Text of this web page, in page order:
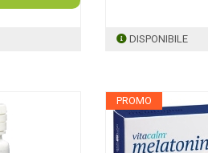
DISPONIBILE
PROMO